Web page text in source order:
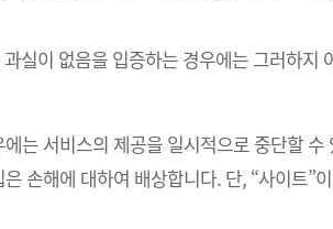
실이 없음을 입증하는 경우에는 그러하지
는 서비스의 제공을 일시적으로 중단할 수
손해에 대하여 배상합니다. 단, “사이트”